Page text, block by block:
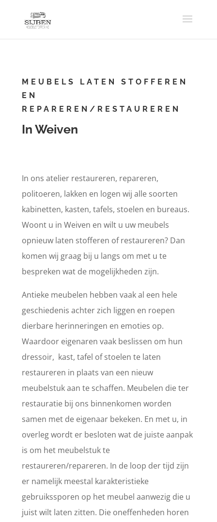
MEUBELS LATEN STOFFEREN
EN
REPAREREN/RESTAUREREN
In Weiven
In ons atelier restaureren, repareren,
politoeren, lakken en logen wij alle soorten
kabinetten, kasten, tafels, stoelen en bureaus.
Woont u in Weiven en wilt u uw meubels
opnieuw laten stofferen of restaureren? Dan
komen wij graag bij u langs om met u te
bespreken wat de mogelijkheden zijn.
Antieke meubelen hebben vaak al een hele
geschiedenis achter zich liggen en roepen
dierbare herinneringen en emoties op.
Waardoor eigenaren vaak beslissen om hun
dressoir, kast, tafel of stoelen te laten
restaureren in plaats van een nieuw
meubelstuk aan te schaffen. Meubelen die ter
restauratie bij ons binnenkomen worden
samen met de eigenaar bekeken. En met u, in
overleg wordt er besloten wat de juiste aanpak
is om het meubelstuk te
restaureren/repareren. In de loop der tijd zijn
er namelijk meestal karakteristieke
gebruikssporen op het meubel aanwezig die u
juist wilt laten zitten. Die oneffenheden horen